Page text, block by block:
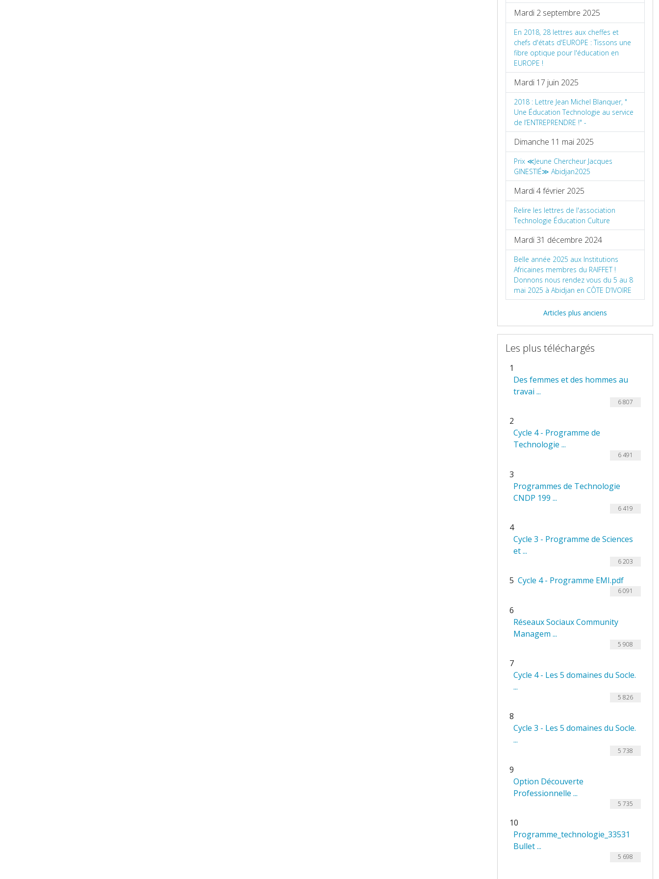
Mardi 2 septembre 2025
En 2018, 28 lettres aux cheffes et
chefs d'états d'EUROPE : Tissons une
fibre optique pour l'éducation en
EUROPE !
Mardi 17 juin 2025
2018 : Lettre Jean Michel Blanquer, "
Une Éducation Technologie au service
de l’ENTREPRENDRE !" -
Dimanche 11 mai 2025
Prix ≪Jeune Chercheur Jacques
GINESTIÉ≫ Abidjan2025
Mardi 4 février 2025
Relire les lettres de l'association
Technologie Éducation Culture
Mardi 31 décembre 2024
Belle année 2025 aux Institutions
Africaines membres du RAIFFET !
Donnons nous rendez vous du 5 au 8
mai 2025 à Abidjan en CÔTE D’IVOIRE
Articles plus anciens
Les plus téléchargés
1
Des femmes et des hommes au
travai ...
6 807
2
Cycle 4 - Programme de
Technologie ...
6 491
3
Programmes de Technologie
CNDP 199 ...
6 419
4
Cycle 3 - Programme de Sciences
et ...
6 203
5 Cycle 4 - Programme EMI.pdf
6 091
6
Réseaux Sociaux Community
Managem ...
5 908
7
Cycle 4 - Les 5 domaines du Socle.
...
5 826
8
Cycle 3 - Les 5 domaines du Socle.
...
5 738
9
Option Découverte
Professionnelle ...
5 735
10
Programme_technologie_33531
Bullet ...
5 698